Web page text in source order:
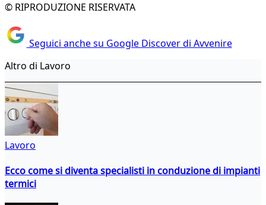
© RIPRODUZIONE RISERVATA
Seguici anche su Google Discover di Avvenire
Altro di Lavoro
Lavoro
Ecco come si diventa specialisti in conduzione di impianti
termici